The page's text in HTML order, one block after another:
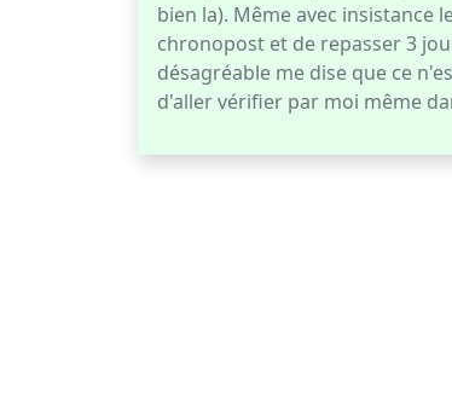
bien la). Même avec insistance
chronopost et de repasser 3
désagréable me dise que ce
d'aller vérifier par moi même